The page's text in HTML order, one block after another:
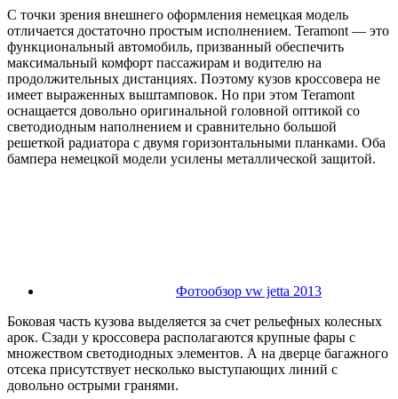
С точки зрения внешнего оформления немецкая модель
отличается достаточно простым исполнением. Teramont — это
функциональный автомобиль, призванный обеспечить
максимальный комфорт пассажирам и водителю на
продолжительных дистанциях. Поэтому кузов кроссовера не
имеет выраженных выштамповок. Но при этом Teramont
оснащается довольно оригинальной головной оптикой со
светодиодным наполнением и сравнительно большой
решеткой радиатора с двумя горизонтальными планками. Оба
бампера немецкой модели усилены металлической защитой.
Фотообзор vw jetta 2013
Боковая часть кузова выделяется за счет рельефных колесных
арок. Сзади у кроссовера располагаются крупные фары с
множеством светодиодных элементов. А на дверце багажного
отсека присутствует несколько выступающих линий с
довольно острыми гранями.